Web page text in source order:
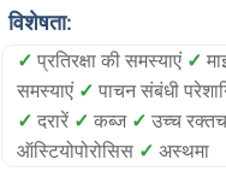
विशेषता:
✓ प्रतिरक्षा की समस्याएं ✓
समस्याएं ✓ पाचन संबंधी
✓ दरारें ✓ कब्ज ✓ उच्च
ऑस्टियोपोरोसिस ✓ अस्थमा